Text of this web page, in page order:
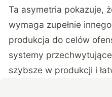
Ta asymetria pokazuje,
wymaga zupełnie
produkcja do celów
systemy
szybsze w produkcji i